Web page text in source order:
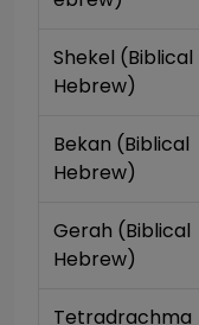
Shekel (Biblical
Hebrew)
Bekan (Biblical
Hebrew)
Gerah (Biblical
Hebrew)
Tetradrachma